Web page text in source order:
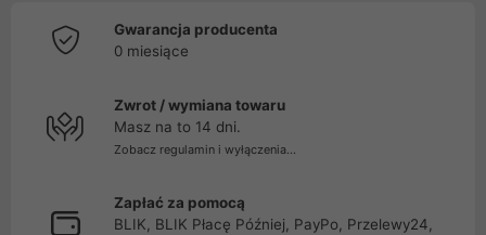
Gwarancja producenta
0 miesiące
Zwrot / wymiana towaru
Masz na to 14 dni.
Zobacz regulamin i wyłączenia...
Zapłać za pomocą
BLIK, BLIK Płacę Później, PayPo, Przelewy24,